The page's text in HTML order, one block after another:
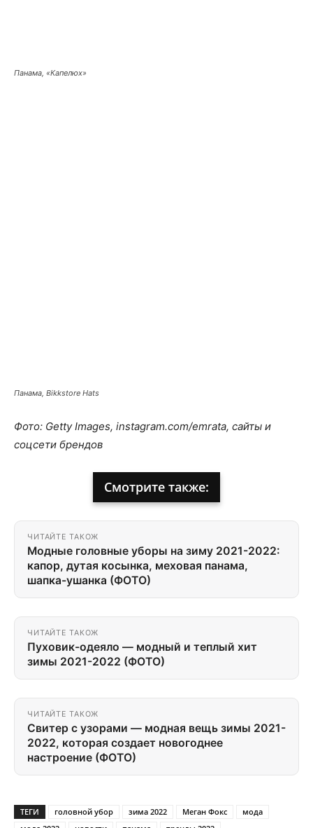
Панама, «Капелюх»
Панама, Bikkstore Hats
Фото: Getty Images, instagram.com/emrata, сайты и
соцсети брендов
Смотрите также:
ЧИТАЙТЕ ТАКОЖ
Модные головные уборы на зиму 2021-2022:
капор, дутая косынка, меховая панама,
шапка-ушанка (ФОТО)
ЧИТАЙТЕ ТАКОЖ
Пуховик-одеяло — модный и теплый хит
зимы 2021-2022 (ФОТО)
ЧИТАЙТЕ ТАКОЖ
Свитер с узорами — модная вещь зимы 2021-
2022, которая создает новогоднее
настроение (ФОТО)
ТЕГИ головной убор зима 2022 Меган Фокс
мода